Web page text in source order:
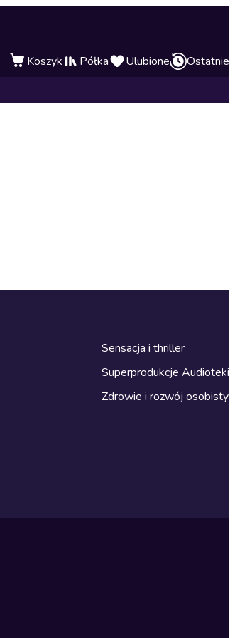
Koszyk Półka Ulubione Ostatnie
Sensacja i thriller
Superprodukcje Audioteki
Zdrowie i rozwój osobisty